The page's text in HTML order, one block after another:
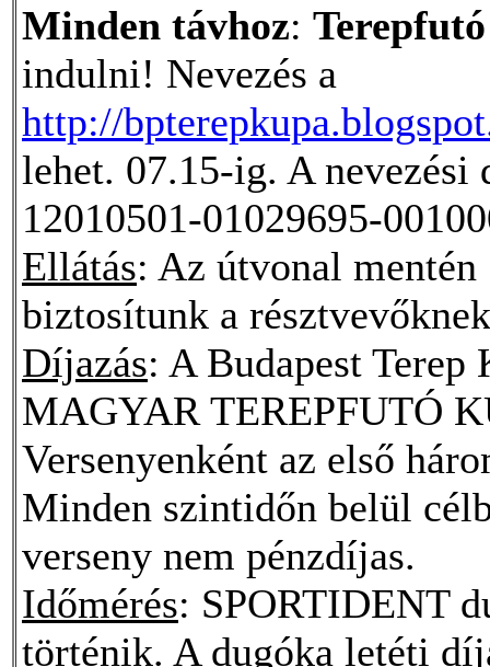
Minden távhoz:
indulni! Nevezés a
http://
lehet. 07.15-ig. A
12010501-01029695-
Ellátás: Az útvonal
biztosítunk a
Díjazás: A Budapest
MAGYAR TEREPFUTÓ
Versenyenként az első
Minden szintidőn belül
verseny nem pénzdíjas.
Időmérés: SPORTIDENT
történik. A dugóka letéti